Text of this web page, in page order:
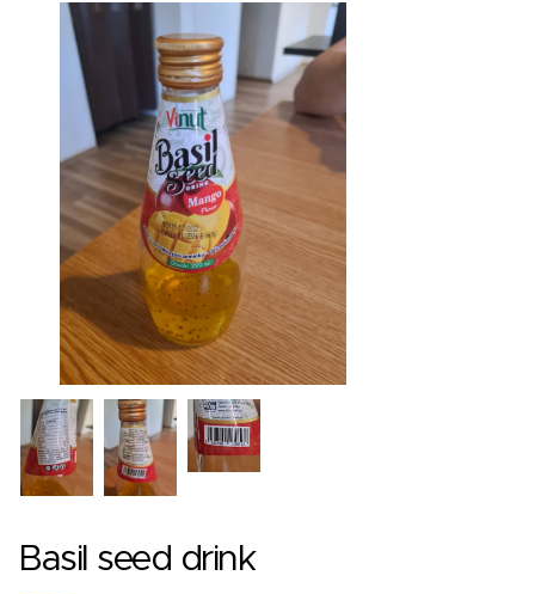
Basil seed drink